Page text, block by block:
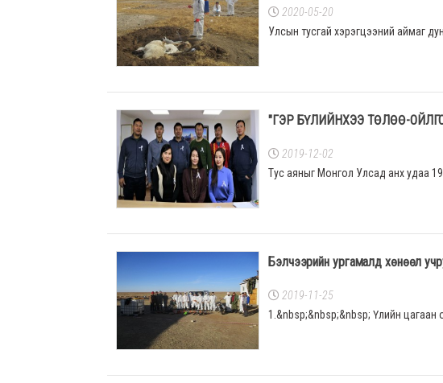
2020-05-20
Улсын тусгай хэрэгцээний аймаг
"ГЭР БҮЛИЙНХЭЭ ТӨЛӨӨ-
2019-12-02
Тус аяныг Монгол Улсад анх удаа
Бэлчээрийн ургамалд хөнөөл
2019-11-25
1.&nbsp;&nbsp;&nbsp; Үлийн